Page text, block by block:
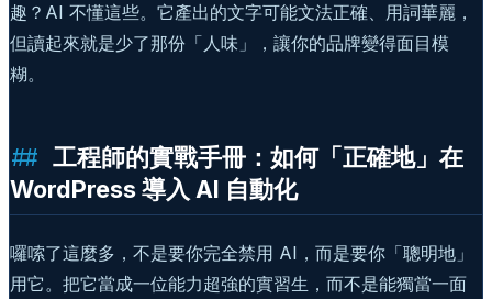
趣？AI 不懂這些。它產出的文字可能文法正確、用詞華麗，
但讀起來就是少了那份「人味」，讓你的品牌變得面目模
糊。
工程師的實戰手冊：如何「正確地」在
WordPress 導入 AI 自動化
囉嗦了這麼多，不是要你完全禁用 AI，而是要你「聰明地」
用它。把它當成一位能力超強的實習生，而不是能獨當一面